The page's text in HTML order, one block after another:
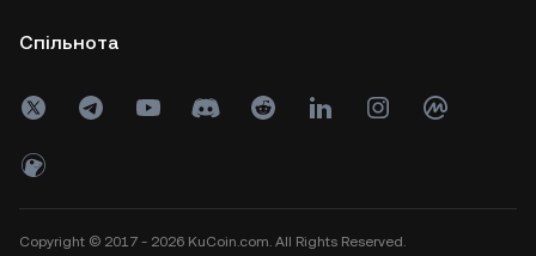
Спільнота
Copyright © 2017 - 2026 KuCoin.com. All Rights Reserved.